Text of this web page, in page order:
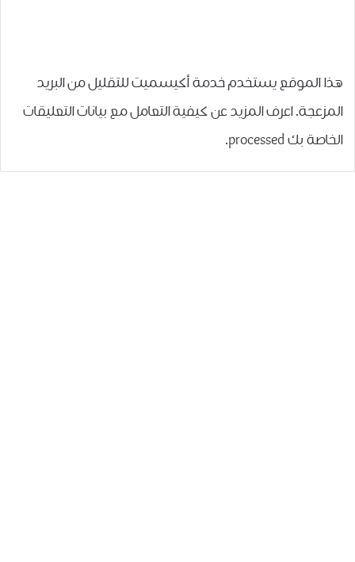
هذا الموقع يستخدم خدمة أكيسميت للتقليل من البريد
المزعجة.اعرف المزيد عن كيفية التعامل مع بيانات التعليقات
الخاصة بك processed
.